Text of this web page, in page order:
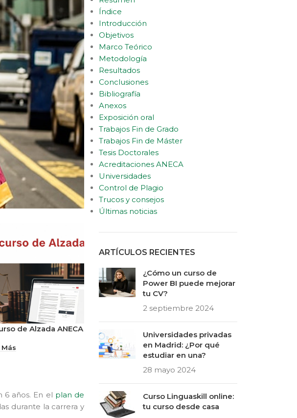
de Alzada ANECA
Más
6 años. En el plan de
durante la carrera y
Índice
Introducción
Objetivos
Marco Teórico
Metodología
Resultados
Conclusiones
Bibliografía
Anexos
Exposición oral
Trabajos Fin de Grado
Trabajos Fin de Máster
Tesis Doctorales
Acreditaciones ANECA
Universidades
Control de Plagio
Trucos y consejos
Últimas noticias
ARTÍCULOS RECIENTES
¿Cómo un curso de
Power BI puede mejorar
tu CV?
2 septiembre 2024
Universidades privadas
en Madrid: ¿Por qué
estudiar en una?
28 mayo 2024
Curso Linguaskill online:
tu curso desde casa